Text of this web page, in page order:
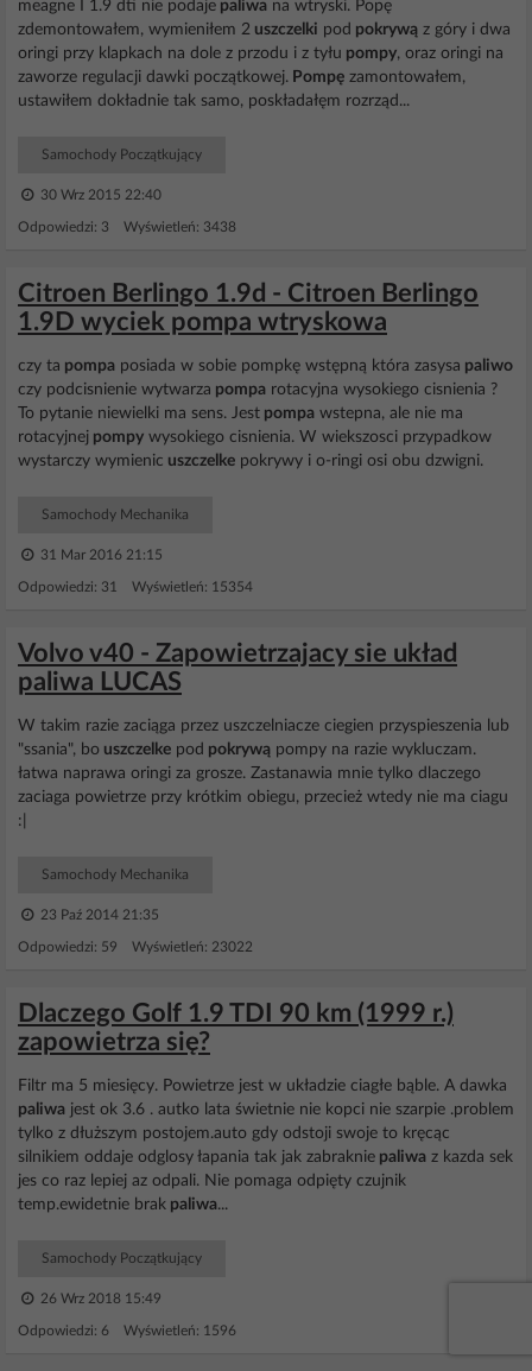
meagne I 1.9 dti nie podaje paliwa na wtryski. Popę
zdemontowałem, wymieniłem 2 uszczelki pod pokrywą z góry i dwa
oringi przy klapkach na dole z przodu i z tyłu pompy, oraz oringi na
zaworze regulacji dawki początkowej. Pompę zamontowałem,
ustawiłem dokładnie tak samo, poskładałęm rozrząd...
Samochody Początkujący
30 Wrz 2015 22:40
Odpowiedzi: 3 Wyświetleń: 3438
Citroen Berlingo 1.9d - Citroen Berlingo
1.9D wyciek pompa wtryskowa
czy ta pompa posiada w sobie pompkę wstępną która zasysa paliwo
czy podcisnienie wytwarza pompa rotacyjna wysokiego cisnienia ?
To pytanie niewielki ma sens. Jest pompa wstepna, ale nie ma
rotacyjnej pompy wysokiego cisnienia. W wiekszosci przypadkow
wystarczy wymienic uszczelke pokrywy i o-ringi osi obu dzwigni.
Samochody Mechanika
31 Mar 2016 21:15
Odpowiedzi: 31 Wyświetleń: 15354
Volvo v40 - Zapowietrzajacy sie układ
paliwa LUCAS
W takim razie zaciąga przez uszczelniacze ciegien przyspieszenia lub
"ssania", bo uszczelke pod pokrywą pompy na razie wykluczam.
łatwa naprawa oringi za grosze. Zastanawia mnie tylko dlaczego
zaciaga powietrze przy krótkim obiegu, przecież wtedy nie ma ciagu
:|
Samochody Mechanika
23 Paź 2014 21:35
Odpowiedzi: 59 Wyświetleń: 23022
Dlaczego Golf 1.9 TDI 90 km (1999 r.)
zapowietrza się?
Filtr ma 5 miesięcy. Powietrze jest w układzie ciagłe bąble. A dawka
paliwa jest ok 3.6 . autko lata świetnie nie kopci nie szarpie .problem
tylko z dłuższym postojem.auto gdy odstoji swoje to kręcąc
silnikiem oddaje odglosy łapania tak jak zabraknie paliwa z kazda sek
jes co raz lepiej az odpali. Nie pomaga odpięty czujnik
temp.ewidetnie brak paliwa...
Samochody Początkujący
26 Wrz 2018 15:49
Odpowiedzi: 6 Wyświetleń: 1596